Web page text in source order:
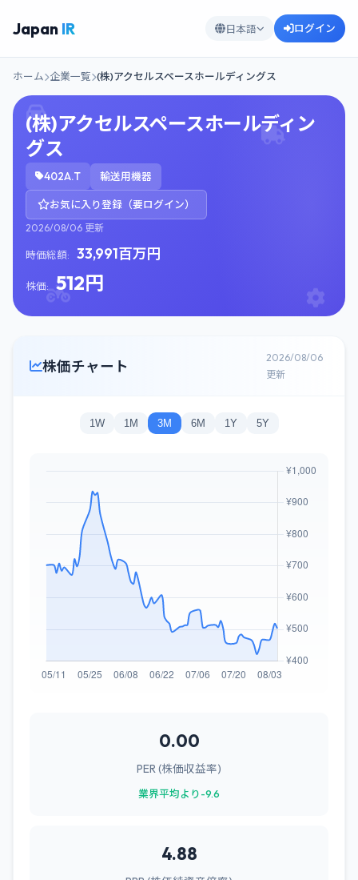
Japan IR 日本語 ログイン
ホーム 企業一覧 (株)アクセルスペースホールディングス
(株)アクセルスペースホールディン
グス
402A.T 輸送用機器
お気に入り登録（要ログイン）
2026/08/06 更新
時価総額: 33,991百万円
株価: 512円
株価チャート
2026/08/06
更新
1W 1M 3M 6M 1Y 5Y
0.00
PER (株価収益率)
業界平均より-9.6
4.88